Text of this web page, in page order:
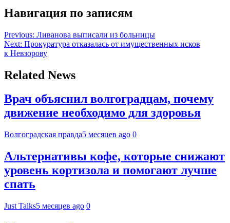
Навигация по записям
Previous: Ливанова выписали из больницы
Next: Прокуратура отказалась от имущественных исков
к Невзорову
Related News
Врач объяснил волгоградцам, почему
движение необходимо для здоровья
Волгоградская правда5 месяцев ago 0
Альтернативы кофе, которые снижают
уровень кортизола и помогают лучше
спать
Just Talks5 месяцев ago 0